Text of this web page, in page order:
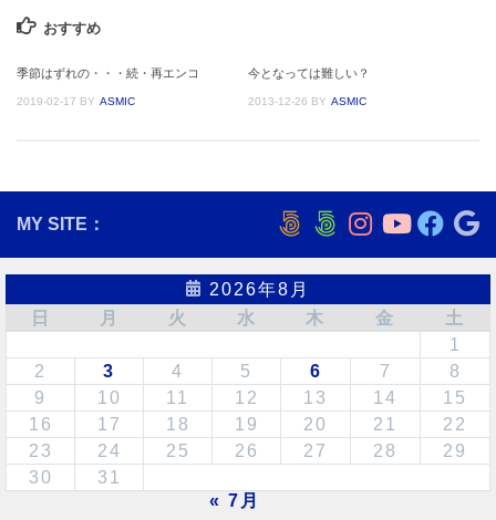
おすすめ
季節はずれの・・・続・再エンコ
2019-02-17 BY ASMIC
今となっては難しい？
2013-12-26 BY ASMIC
MY SITE：
2026年8月
日
月 火 水 木 金
土
1
2
3 4 5 6 7
8
9
10 11 12 13 14
15
16
17 18 19 20 21
22
23
24 25 26 27 28
29
30
31
« 7月